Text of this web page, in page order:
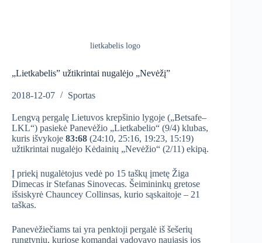
lietkabelis logo
„Lietkabelis” užtikrintai nugalėjo „Nevėžį”
2018-12-07 Sportas
Lengvą pergalę Lietuvos krepšinio lygoje („Betsafe–
LKL“) pasiekė Panevėžio „Lietkabelio“ (9/4) klubas,
kuris išvykoje 83:68 (24:10, 25:16, 19:23, 15:19)
užtikrintai nugalėjo Kėdainių „Nevėžio“ (2/11) ekipą.
Į priekį nugalėtojus vedė po 15 taškų įmetę Žiga
Dimecas ir Stefanas Sinovecas. Šeimininkų gretose
išsiskyrė Chauncey Collinsas, kurio sąskaitoje – 21
taškas.
Panevėžiečiams tai yra penktoji pergalė iš šešerių
rungtynių, kuriose komandai vadovavo naujasis jos